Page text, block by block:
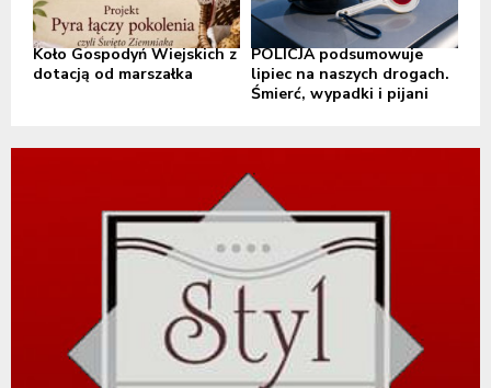
Koło Gospodyń Wiejskich z
dotacją od marszałka
POLICJA podsumowuje
lipiec na naszych drogach.
Śmierć, wypadki i pijani